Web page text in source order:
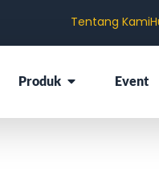
Tentang Kami
Produk Event